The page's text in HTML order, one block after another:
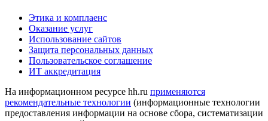
Этика и комплаенс
Оказание услуг
Использование сайтов
Защита персональных данных
Пользовательское соглашение
ИТ аккредитация
На информационном ресурсе hh.ru применяются
рекомендательные технологии (информационные технологии
предоставления информации на основе сбора, систематизации